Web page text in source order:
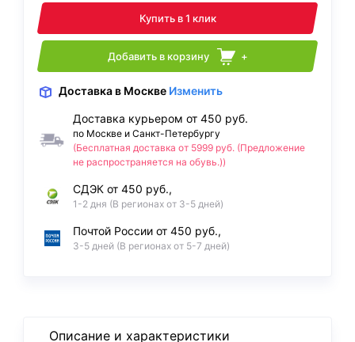
Купить в 1 клик
Добавить в корзину +
Доставка в Москве Изменить
Доставка курьером от 450 руб.
по Москве и Санкт-Петербургу
(Бесплатная доставка от 5999 руб. (Предложение
не распространяется на обувь.))
СДЭК от 450 руб.,
1-2 дня (В регионах от 3-5 дней)
Почтой России от 450 руб.,
3-5 дней (В регионах от 5-7 дней)
Описание и характеристики